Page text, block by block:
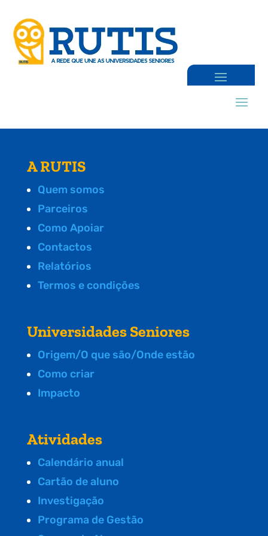
A RUTIS
Quem somos
Parceiros
Como Apoiar
Contactos
Relatórios
Termos e condições
Universidades Seniores
Origem/O que são/Onde estão
Como criar
Impacto
Atividades
Calendário anual
Cartão de aluno
Investigação
Programa de Gestão